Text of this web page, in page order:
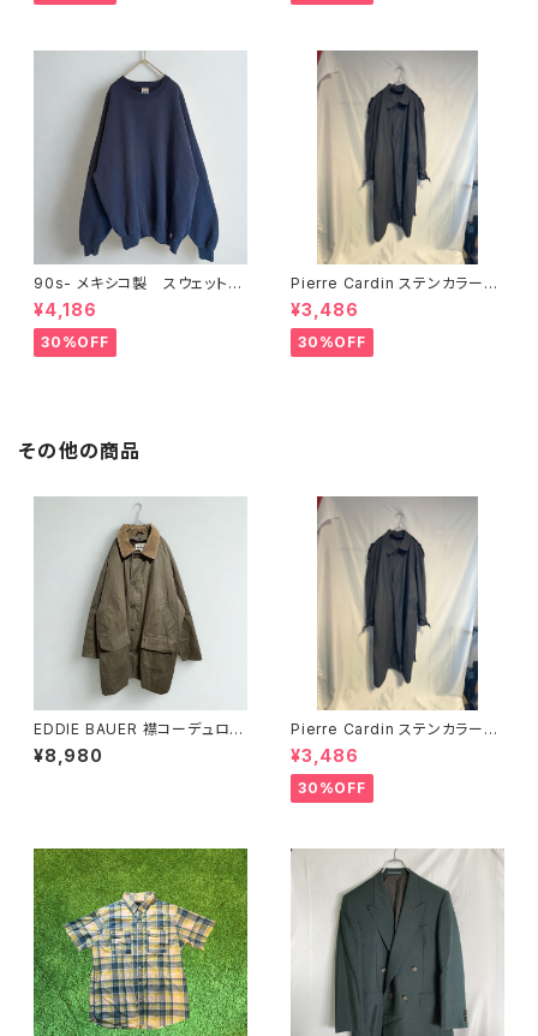
90s- メキシコ製 スウェット
Russel Athletic ネイビー
¥4,186
30%OFF
Pierre Cardin ステンカラー
コート グレー
¥3,486
30%OFF
その他の商品
EDDIE BAUER 襟コーデュロ
イ コート カバーオール カ
ーキ XL
¥8,980
Pierre Cardin ステンカラー
コート グレー
¥3,486
30%OFF